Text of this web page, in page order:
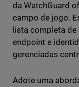
da WatchGuard
campo de jogo.
lista completa
endpoint e
gerenciadas
Adote uma